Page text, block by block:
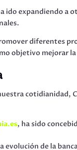
ido expandiendo
diferentes
objetivo mejorar la
cotidianidad,
, ha sido
evolución de la